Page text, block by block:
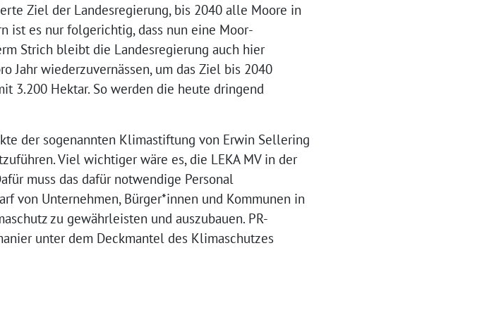
Ziel der Landesregierung, bis 2040 alle Moore in
ist es nur folgerichtig, dass nun eine Moor-
Strich bleibt die Landesregierung auch hier
Jahr wiederzuvernässen, um das Ziel bis 2040
3.200 Hektar. So werden die heute dringend
der sogenannten Klimastiftung von Erwin Sellering
Viel wichtiger wäre es, die LEKA MV in der
muss das dafür notwendige Personal
von Unternehmen, Bürger*innen und Kommunen in
zu gewährleisten und auszubauen. PR-
unter dem Deckmantel des Klimaschutzes